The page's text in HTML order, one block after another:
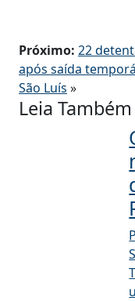
Próximo: 22
após saída
São Luís »
Leia Também